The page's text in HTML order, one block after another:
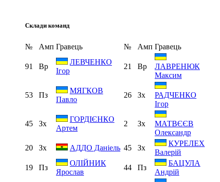
Склади команд
№ Амп Гравець № Амп Гравець
91 Вр
ЛЕВЧЕНКО
Ігор
21 Вр
ЛАВРЕНЮК
Максим
53 Пз
МЯГКОВ
Павло
26 Зх
РАДЧЕНКО
Ігор
45 Зх
ГОРДІЄНКО
Артем
2 Зх
МАТВЄЄВ
Олександр
20
Зх АДДО Даніель 45 Зх
КУРЕЛЕХ
Валерій
19
Пз
ОЛІЙНИК
Ярослав
44 Пз
БАЦУЛА
Андрій